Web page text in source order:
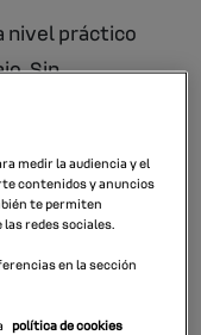
nivel práctico
Sin
para
es posible
medir la audiencia y el
contenidos y anuncios
te permiten
redes sociales.
en la sección
política de cookies